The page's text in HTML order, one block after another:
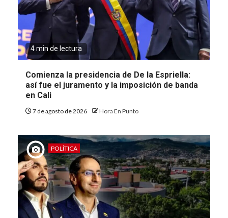
4 min de lectura
Comienza la presidencia de De la Espriella:
así fue el juramento y la imposición de banda
en Cali
7 de agosto de 2026 Hora En Punto
POLÍTICA